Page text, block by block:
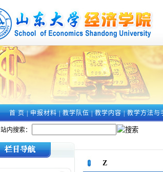
首 页|申报材料|教学队伍|教学内容|教学方法与
站内搜索：
Z